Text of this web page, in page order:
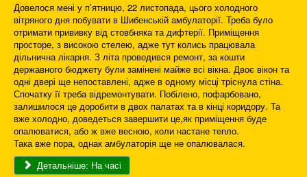
Довелося мені у п’ятницю, 22 листопада, цього холодного
вітряного дня побувати в Шибенській амбулаторії. Треба було
отримати прививку від стовбняка та дифтерії. Приміщення
просторе, з високою стелею, адже тут колись працювала
дільнична лікарня. З літа проводився ремонт, за кошти
державного бюджету були замінені майже всі вікна. Двоє вікон та
одні двері ще непоставлені, адже в одному місці тріснула стіна.
Спочатку її треба відремонтувати. Побілено, пофарбовано,
залишилося це доробити в двох палатах та в кінці коридору. Та
вже холодно, доведеться завершити це,як приміщення буде
опалюватися, або ж вже весною, коли настане тепло.
Така вже пора, однак амбулаторія ще не опалювалася.
Детальніше: На часі